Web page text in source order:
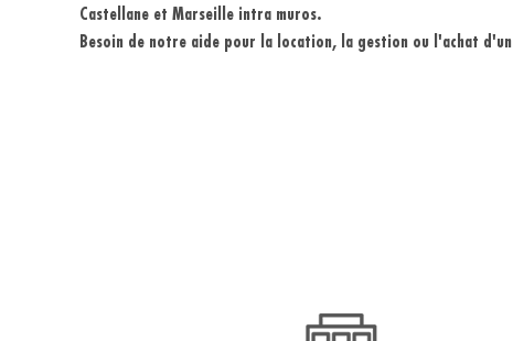
Castellane et Marseille intra muros.
Besoin de notre aide pour la location, la gestion ou l'achat d'un